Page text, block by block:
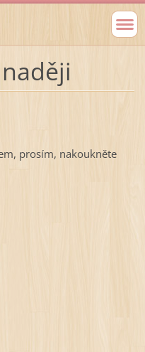
prosím, nakoukněte